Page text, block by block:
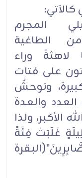
المجرم
الطاغية
لاهثةً وراء
على فتات
وتوحشٌ
والعدة
الأكبر، ولذا
غَلَبَتْ فِئَةً